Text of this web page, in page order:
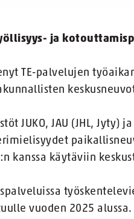
ja
TE-palvelujen
JUKO, JAU (JHL, Jyty)
kanssa käytäviin
vuoden 2025